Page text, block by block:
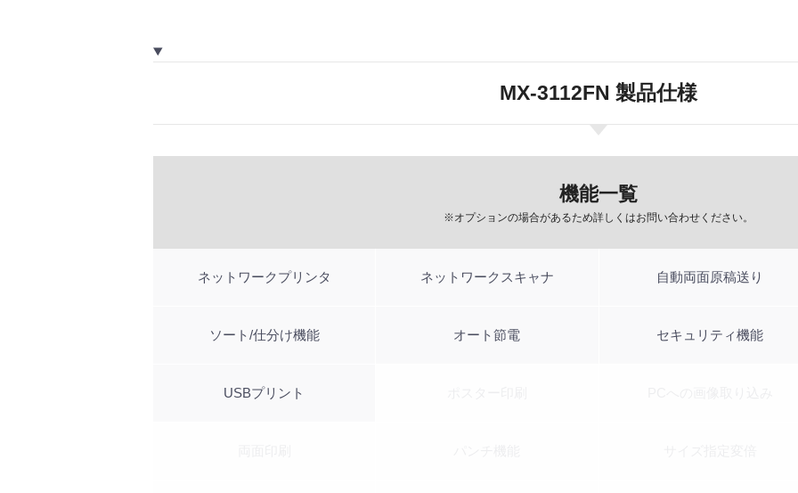
MX-3112FN 製品仕様
機能一覧
※オプションの場合があるため詳しくはお問い合わせください。
ネットワークプリンタ ネットワークスキャナ 自動両面原稿送り
ソート/仕分け機能 オート節電 セキュリティ機能
USBプリント